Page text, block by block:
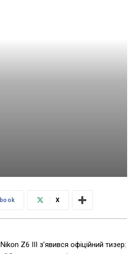
X
Z6 III з’явився офіційний тизер: